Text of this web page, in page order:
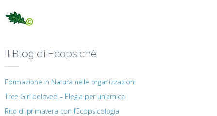
Il Blog di Ecopsiché
Formazione in Natura nelle organizzazioni
Tree Girl beloved – Elegia per un’amica
Rito di primavera con l’Ecopsicologia